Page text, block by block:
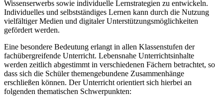
Wissenserwerbs sowie individuelle Lernstrategien zu entwickeln.
Individuelles und selbstständiges Lernen kann durch die Nutzung
vielfältiger Medien und digitaler Unterstützungsmöglichkeiten
gefördert werden.
Eine besondere Bedeutung erlangt in allen Klassenstufen der
fachübergreifende Unterricht. Lebensnahe Unterrichtsinhalte
werden zeitlich abgestimmt in verschiedenen Fächern betrachtet, so
dass sich die Schüler themengebundene Zusammenhänge
erschließen können. Der Unterricht orientiert sich hierbei an
folgenden thematischen Schwerpunkten: